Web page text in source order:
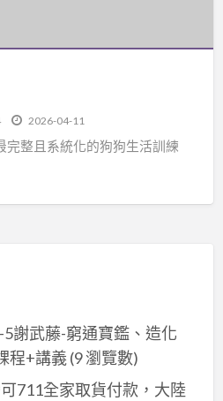
2026-04-11
完整且系統化的狗狗生活訓練
謝武藤-窮通寶鑑、造化
程+講義 (9 瀏覽數)
711全家取貨付款，大陸